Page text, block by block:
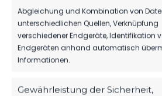
Abgleichung und Kombination von
unterschiedlichen Quellen, Verknüpfung
verschiedener Endgeräte, Identifikation
Endgeräten anhand automatisch
Informationen.
Gewährleistung der Sicherheit,
31. Juli 2026 158